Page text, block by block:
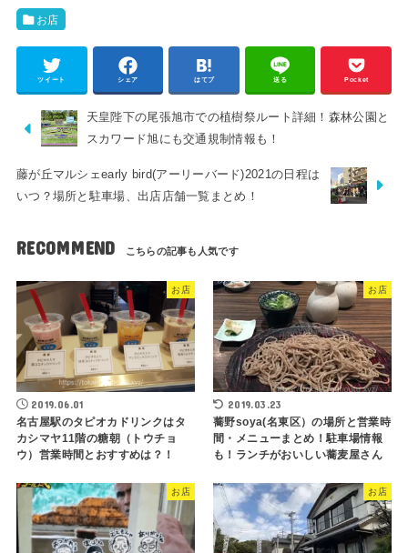
お店
ツイート シェア はてブ 送る Pocket
天皇陛下の尾張旭市での植樹祭ルート詳細！森林公園と
スカワード旭にも交通規制情報も！
藤が丘マルシェearly bird(アーリーバード)2021の日程は
いつ？場所と駐車場、出店店舗一覧まとめ！
RECOMMEND
お店
2019.06.01
名古屋駅のタピオカドリンクはタ
カシマヤ11階の糖朝（トウチョ
ウ）営業時間とおすすめは？！
お店
2019.03.23
蕎野soya(名東区）の場所と営業時
間・メニューまとめ！駐車場情報
も！ランチがおいしい蕎麦屋さん
お店 お店